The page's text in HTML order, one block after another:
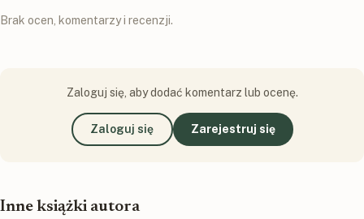
Brak ocen, komentarzy i recenzji.
Zaloguj się, aby dodać komentarz lub ocenę.
Zaloguj się Zarejestruj się
Inne książki autora